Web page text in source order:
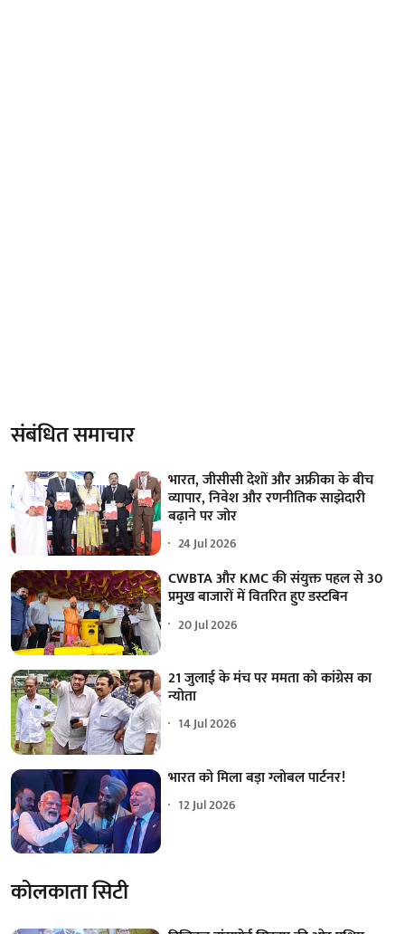
संबंधित समाचार
भारत, जीसीसी देशों और अफ्रीका के बीच
व्यापार, निवेश और रणनीतिक साझेदारी
बढ़ाने पर जोर
24 Jul 2026
CWBTA और KMC की संयुक्त पहल से 30
प्रमुख बाजारों में वितरित हुए डस्टबिन
20 Jul 2026
21 जुलाई के मंच पर ममता को कांग्रेस का
न्योता
14 Jul 2026
भारत को मिला बड़ा ग्लोबल पार्टनर!
12 Jul 2026
कोलकाता सिटी